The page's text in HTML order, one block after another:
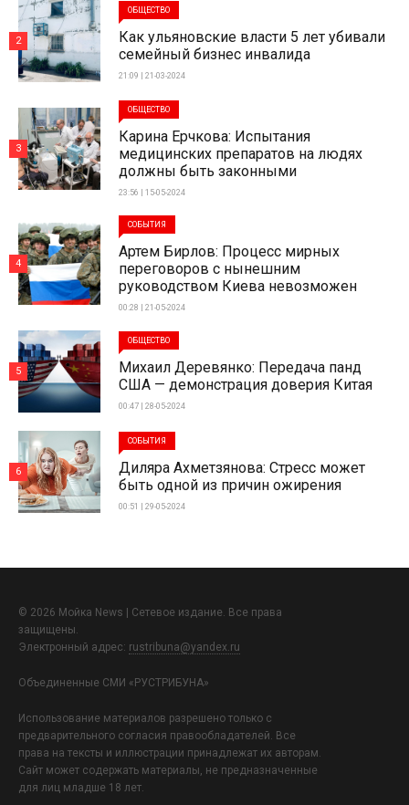
ОБЩЕСТВО
Как ульяновские власти 5 лет убивали
семейный бизнес инвалида
21:09 | 21-03-2024
2
ОБЩЕСТВО
Карина Ерчкова: Испытания
медицинских препаратов на людях
должны быть законными
23:56 | 15-05-2024
3
СОБЫТИЯ
Артем Бирлов: Процесс мирных
переговоров с нынешним
руководством Киева невозможен
00:28 | 21-05-2024
4
ОБЩЕСТВО
Михаил Деревянко: Передача панд
США — демонстрация доверия Китая
00:47 | 28-05-2024
5
СОБЫТИЯ
Диляра Ахметзянова: Стресс может
быть одной из причин ожирения
00:51 | 29-05-2024
6
© 2026 Мойка News | Сетевое издание. Все права
защищены.
Электронный адрес: rustribuna@yandex.ru
Объединенные СМИ «РУСТРИБУНА»
Использование материалов разрешено только с
предварительного согласия правообладателей. Все
права на тексты и иллюстрации принадлежат их авторам.
Сайт может содержать материалы, не предназначенные
для лиц младше 18 лет.